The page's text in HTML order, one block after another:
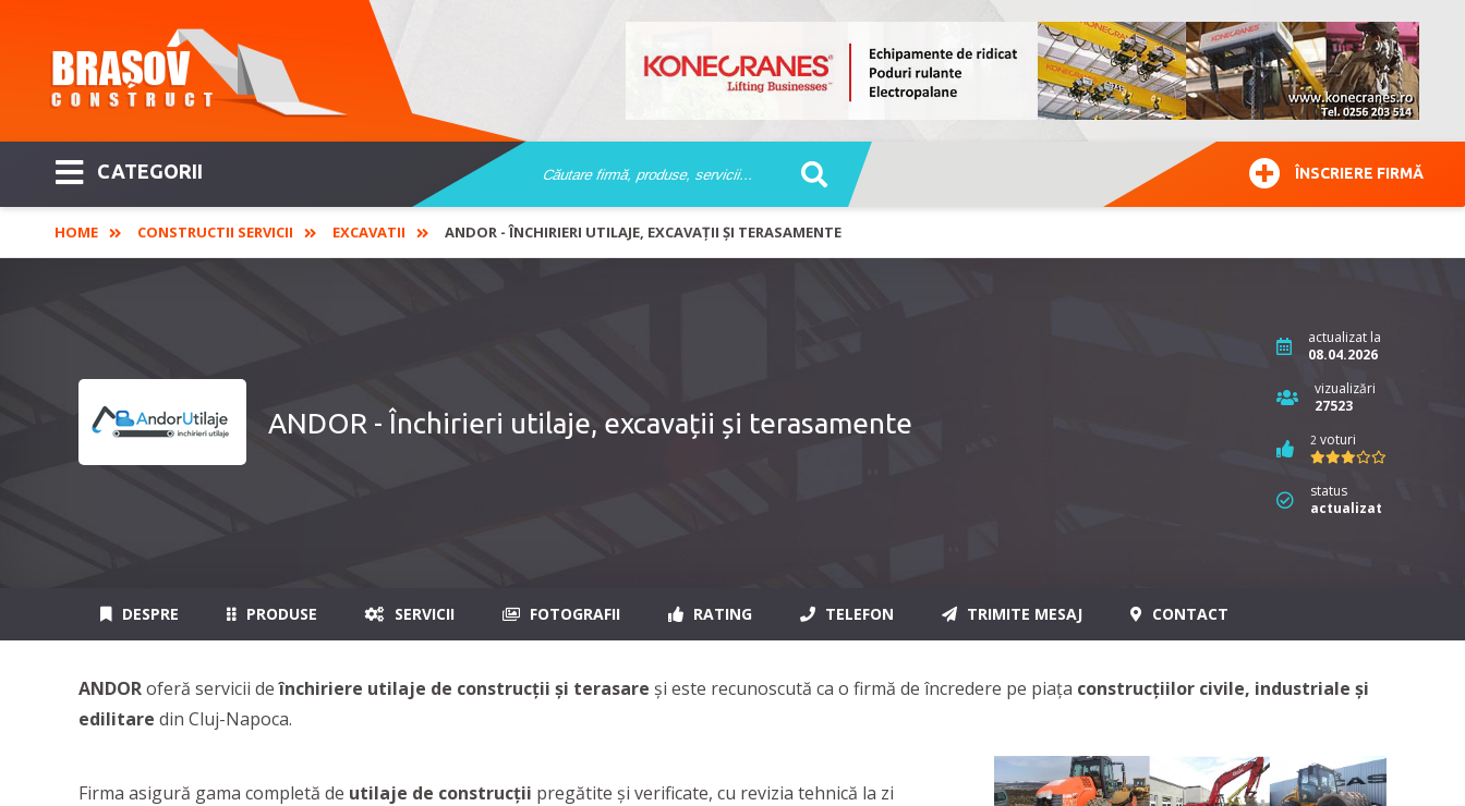
CATEGORII ÎNSCRIERE FIRMĂ
HOME CONSTRUCTII SERVICII EXCAVATII ANDOR - ÎNCHIRIERI UTILAJE, EXCAVAȚII ȘI TERASAMENTE
ANDOR - Închirieri utilaje, excavații și terasamente
actualizat la
08.04.2026
vizualizări
27523
2 voturi
status
actualizat
DESPRE PRODUSE SERVICII FOTOGRAFII RATING TELEFON TRIMITE MESAJ CONTACT
ANDORoferă servicii deînchiriere utilaje de construcții și terasare și este recunoscută ca o firmă de încredere pe piața construcțiilor civile, industriale și
edilitare din Cluj-Napoca.
Firma asigură gama completă de utilaje de construcții pregătite și verificate, cu revizia tehnică la zi